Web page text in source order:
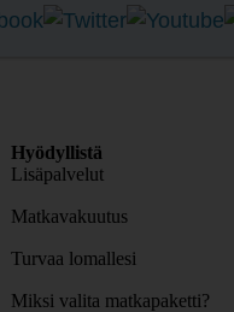
Hyödyllistä
Lisäpalvelut
Matkavakuutus
Turvaa lomallesi
Miksi valita matkapaketti?